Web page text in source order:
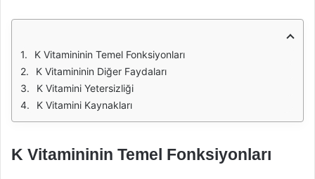
K Vitamininin Temel Fonksiyonları
K Vitamininin Diğer Faydaları
K Vitamini Yetersizliği
K Vitamini Kaynakları
K Vitamininin Temel Fonksiyonları